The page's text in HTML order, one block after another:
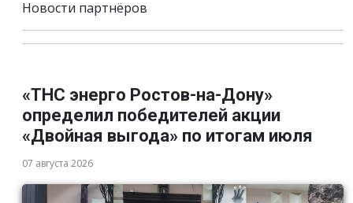
Новости партнёров
«ТНС энерго Ростов-на-Дону»
определил победителей акции
«Двойная выгода» по итогам июля
07 августа 2026